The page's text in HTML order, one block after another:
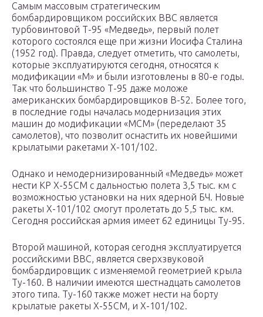
Самым массовым стратегическим
бомбардировщиком российских ВВС является
турбовинтовой Т-95 «Медведь», первый полет
которого состоялся еще при жизни Иосифа Сталина
(1952 год). Правда, следует отметить, что самолеты,
которые эксплуатируются сегодня, относятся к
модификации «М» и были изготовлены в 80-е годы.
Так что большинство Т-95 даже моложе
американских бомбардировщиков В-52. Более того,
в последние годы началась модернизация этих
машин до модификации «МСМ» (переделают 35
самолетов), что позволит оснастить их новейшими
крылатыми ракетами Х-101/102.
Однако и немодернизированный «Медведь» может
нести КР Х-55СМ с дальностью полета 3,5 тыс. км с
возможностью установки на них ядерной БЧ. Новые
ракеты Х-101/102 смогут пролетать до 5,5 тыс. км.
Сегодня российская армия имеет 62 единицы Ту-95.
Второй машиной, которая сегодня эксплуатируется
российскими ВВС, является сверхзвуковой
бомбардировщик с изменяемой геометрией крыла
Ту-160. В наличии имеются шестнадцать самолетов
этого типа. Ту-160 также может нести на борту
крылатые ракеты Х-55СМ, и Х-101/102.